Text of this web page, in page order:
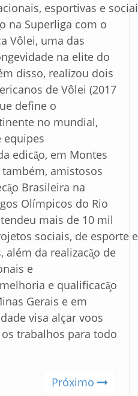
esportivas e
na Superliga com o
Vôlei, uma das
na elite do
disso, realizou dois
de Vôlei (2017
define o
no mundial,
equipes
edicã̧o, em Montes
também, amistosos
Brasileira na
Olímpicos do Rio
mais de 10 mil
sociais, de esporte
além da realizacã̧o de
e
e qualificacã̧o
Gerais e em
visa alçar voos
trabalhos para todo
Próximo